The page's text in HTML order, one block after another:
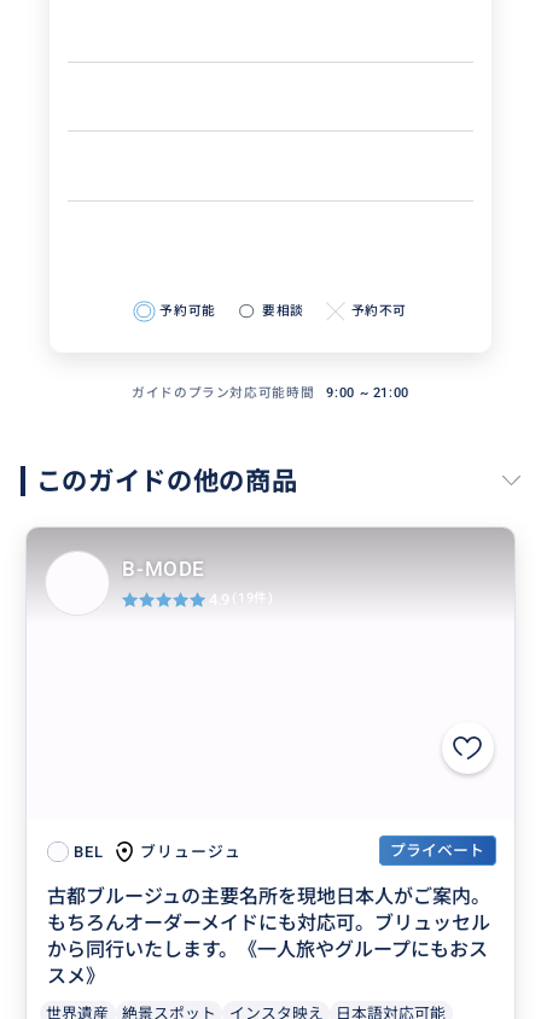
予約可能 要相談 予約不可
ガイドのプラン対応可能時間 9:00 ~ 21:00
このガイドの他の商品
BEL ブリュージュ プライベート
古都ブルージュの主要名所を現地日本人がご案内。
もちろんオーダーメイドにも対応可。ブリュッセル
から同行いたします。《一人旅やグループにもおス
スメ》
世界遺産 絶景スポット インスタ映え 日本語対応可能
B-MODE
4.9 (19件)